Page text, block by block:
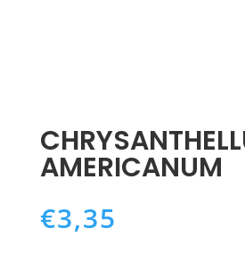
AMERICANUM
€3,35